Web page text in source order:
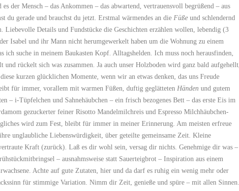
der Mensch – das Ankommen – das abwartend, vertrauensvoll begrüßend – aus
du gerade und brauchst du jetzt. Erstmal wärmendes an die Füße und schlendernd
Liebevolle Details und Fundstücke die Geschichten erzählen wollen, lebendig (3
Isabel und ihr Mann nicht herumgewerkelt haben um die Wohnung zu einem
ich suche in meinem Baukasten Kopf. Alltagshelden. Ich muss noch herausfinden,
und rückelt sich was zusammen. Ja auch unser Holzboden wird ganz bald aufgehellt,
kurzen glücklichen Momente, wenn wir an etwas denken, das uns Freude
für immer, vorallem mit warmen Füßen, duftig geglätteten Händen und gutem
– i-Tüpfelchen und Sahnehäubchen – ein frisch bezogenes Bett – das erste Eis im
gezuckerter feiner Risotto Mandelmilchreis und Espresso Milchhäubchen-
wird zum Fest, bleibt für immer in meiner Erinnerung. Am meisten erfreue
unglaubliche Liebenswürdigkeit, über geteilte gemeinsame Zeit. Kleine
Kraft (zurück). Laß es dir wohl sein, versag dir nichts. Genehmige dir was –
– ausnahmsweise statt Sauerteigbrot – Inspiration aus einem
Achte auf gute Zutaten, hier und da darf es ruhig ein wenig mehr oder
für stimmige Variation. Nimm dir Zeit, genieße und spüre – mit allen Sinnen.